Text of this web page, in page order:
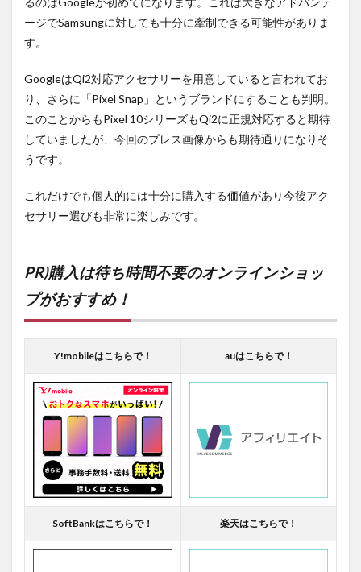
ージでSamsungに対しても十分に牽制できる可能性がありま
す。
GoogleはQi2対応アクセサリーを用意していると言われてお
り、さらに「Pixel Snap」というブランドにすることも判明。
このことからもPixel 10シリーズもQi2に正規対応すると期待
していましたが、今回のプレス画像からも期待通りになりそ
うです。
これだけでも個人的には十分に購入する価値があり今後アク
セサリー選びも非常に楽しみです。
PR)購入は待ち時間不要のオンラインショッ
プがおすすめ！
Y!mobileはこちらで！ auはこちらで！
SoftBankはこちらで！ 楽天はこちらで！